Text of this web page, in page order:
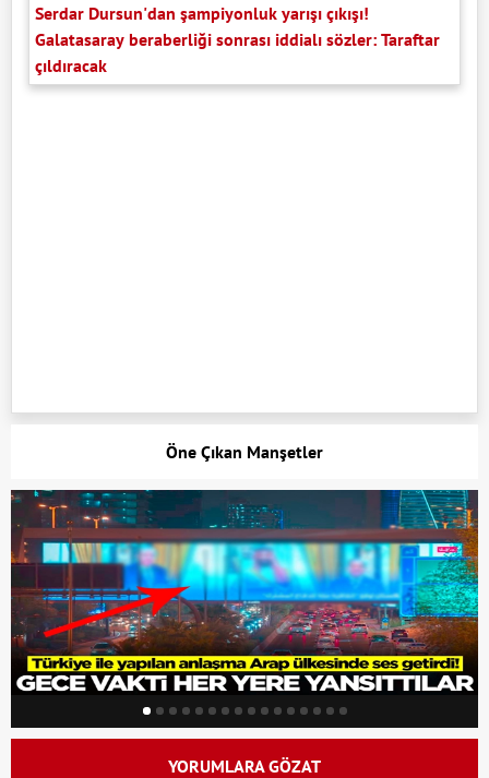
Serdar Dursun'dan şampiyonluk yarışı çıkışı!
Galatasaray beraberliği sonrası iddialı sözler: Taraftar
çıldıracak
Öne Çıkan Manşetler
YORUMLARA GÖZAT